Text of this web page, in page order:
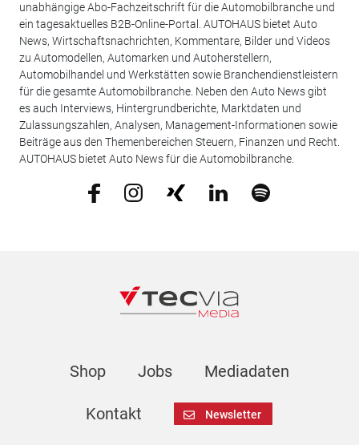
unabhängige Abo-Fachzeitschrift für die Automobilbranche und
ein tagesaktuelles B2B-Online-Portal. AUTOHAUS bietet Auto
News, Wirtschaftsnachrichten, Kommentare, Bilder und Videos
zu Automodellen, Automarken und Autoherstellern,
Automobilhandel und Werkstätten sowie Branchendienstleistern
für die gesamte Automobilbranche. Neben den Auto News gibt
es auch Interviews, Hintergrundberichte, Marktdaten und
Zulassungszahlen, Analysen, Management-Informationen sowie
Beiträge aus den Themenbereichen Steuern, Finanzen und Recht.
AUTOHAUS bietet Auto News für die Automobilbranche.
Shop Jobs Mediadaten
Kontakt Newsletter